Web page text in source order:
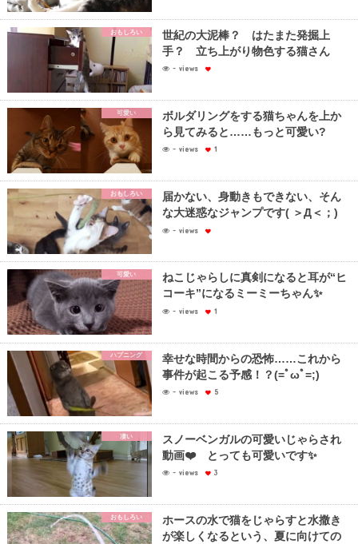
おもしろい
世紀の大泥棒？ はたまた発掘上
手？ 立ち上がり物色する猫さん
- views
可愛い
ボルダリングをする猫ちゃんを上か
ら見てみると……もっと可愛い?
- views 1
おもしろい
届かない、身動きもできない、そん
な大迷惑なジャンプです( ＞Д＜；)
- views
可愛い
ねこじゃらしに真剣になると耳が“ヒ
コーキ”になるミーミーちゃん✨
- views 1
ハプニング
幸せな時間からの恐怖……これから
事件が起こる予感！？(=ﾟωﾟ=;)
- views 5
凄い
スノーベンガルの可愛いじゃらされ
動画❤️ とっても可愛いです✨
- views 3
おもしろい
ホースの水で猫をじゃらすと水撒き
が楽しくなるという、夏に向けての